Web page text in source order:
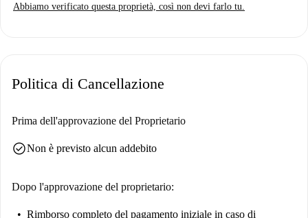
Abbiamo verificato questa proprietà, così non devi farlo tu.
Politica di Cancellazione
Prima dell'approvazione del Proprietario
check_circleNon è previsto alcun addebito
Dopo l'approvazione del proprietario:
Rimborso completo del pagamento iniziale in caso di